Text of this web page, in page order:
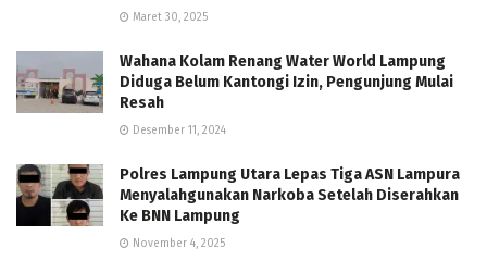
Maret 30, 2025
Wahana Kolam Renang Water World Lampung
Diduga Belum Kantongi Izin, Pengunjung Mulai
Resah
Desember 11, 2024
Polres Lampung Utara Lepas Tiga ASN Lampura
Menyalahgunakan Narkoba Setelah Diserahkan
Ke BNN Lampung
November 4, 2025